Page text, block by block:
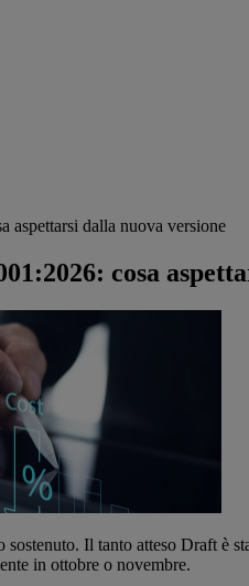
aspettarsi dalla nuova versione
cosa
Il tanto atteso Draft è
in ottobre o novembre.